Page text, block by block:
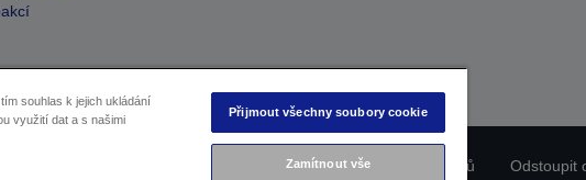
Prohlášení o ochraně osobních údajů Odstoupit
souhlas k jejich ukládání
využití dat a s našimi
Přijmout všechny soubory cookie
Zamítnout vše